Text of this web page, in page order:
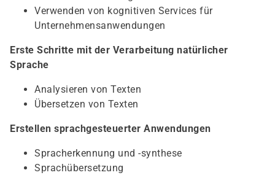
Verwenden von kognitiven Services für
Unternehmensanwendungen
Erste Schritte mit der Verarbeitung natürlicher
Sprache
Analysieren von Texten
Übersetzen von Texten
Erstellen sprachgesteuerter Anwendungen
Spracherkennung und -synthese
Sprachübersetzung